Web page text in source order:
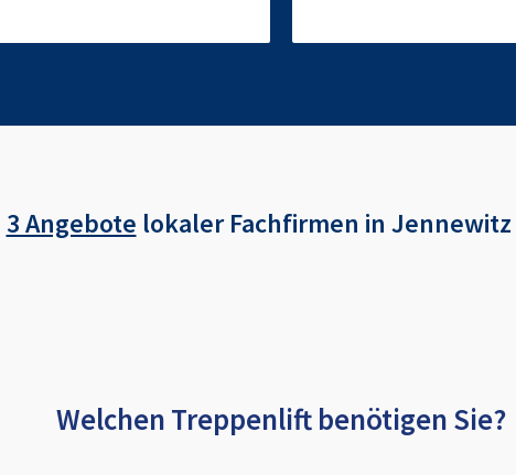
3 Angebote lokaler Fachfirmen in Jennewitz
Welchen Treppenlift benötigen Sie?